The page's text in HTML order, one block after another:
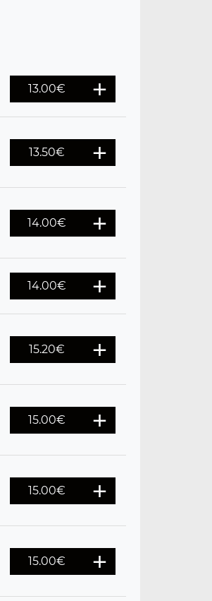
13.00€
13.50€
14.00€
14.00€
15.20€
15.00€
15.00€
15.00€